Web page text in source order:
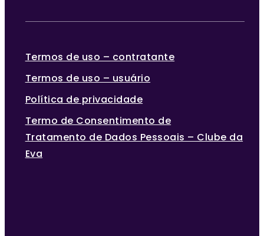
Termos de uso – contratante
Termos de uso – usuário
Política de privacidade
Termo de Consentimento de
Tratamento de Dados Pessoais – Clube da
Eva